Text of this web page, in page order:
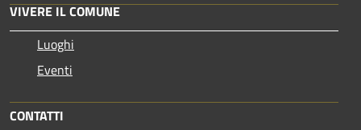
VIVERE IL COMUNE
Luoghi
Eventi
CONTATTI